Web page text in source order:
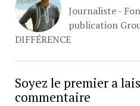
Journaliste -
publication
DIFFÉRENCE
Soyez le premier a
commentaire